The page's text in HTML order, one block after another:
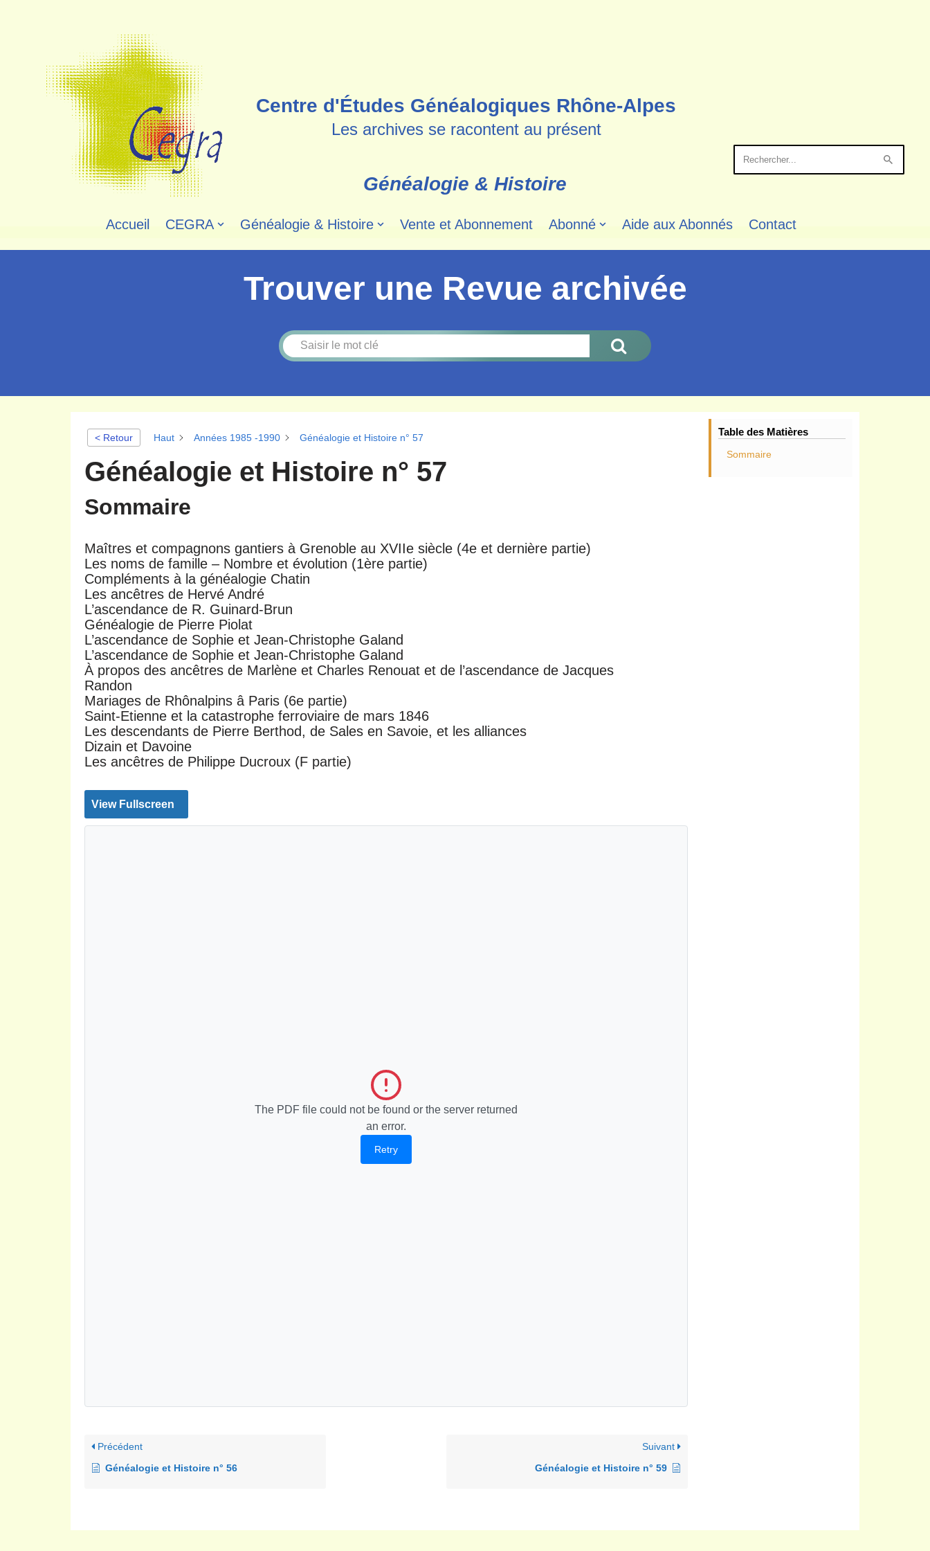
Centre d'Études Généalogiques Rhône-Alpes
Les archives se racontent au présent
Généalogie & Histoire
Accueil CEGRA Généalogie & Histoire Vente et Abonnement Abonné Aide aux Abonnés Contact
Trouver une Revue archivée
< Retour Haut Années 1985 -1990 Généalogie et Histoire n° 57
Généalogie et Histoire n° 57
Sommaire
Maîtres et compagnons gantiers à Grenoble au XVIIe siècle (4e et dernière partie)
Les noms de famille – Nombre et évolution (1ère partie)
Compléments à la généalogie Chatin
Les ancêtres de Hervé André
L’ascendance de R. Guinard-Brun
Généalogie de Pierre Piolat
L’ascendance de Sophie et Jean-Christophe Galand
L’ascendance de Sophie et Jean-Christophe Galand
À propos des ancêtres de Marlène et Charles Renouat et de l’ascendance de Jacques
Randon
Mariages de Rhônalpins â Paris (6e partie)
Saint-Etienne et la catastrophe ferroviaire de mars 1846
Les descendants de Pierre Berthod, de Sales en Savoie, et les alliances
Dizain et Davoine
Les ancêtres de Philippe Ducroux (F partie)
View Fullscreen
The PDF file could not be found or the server returned
an error.
Retry
Précédent
Généalogie et Histoire n° 56
Suivant
Généalogie et Histoire n° 59
Table des Matières
Sommaire